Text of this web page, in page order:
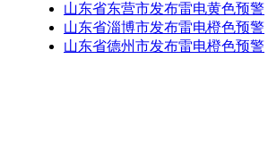
山东省东营市发布雷电黄色预警
山东省淄博市发布雷电橙色预警
山东省德州市发布雷电橙色预警